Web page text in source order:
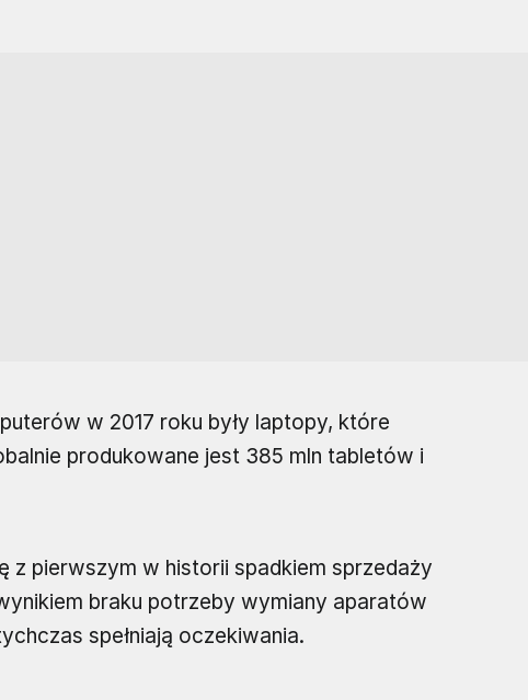
w 2017 roku były laptopy, które
produkowane jest 385 mln tabletów i
z pierwszym w historii spadkiem sprzedaży
braku potrzeby wymiany aparatów
spełniają oczekiwania.